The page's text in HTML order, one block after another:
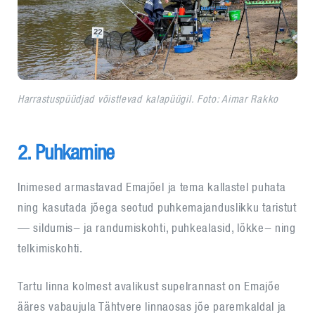
Harrastuspüüdjad võistlevad kalapüügil. Foto: Aimar Rakko
2. Puhkamine
Inimesed armastavad Emajõel ja tema kallastel puhata
ning kasutada jõega seotud puhkemajanduslikku taristut
— sildumis- ja randumiskohti, puhkealasid, lõkke- ning
telkimiskohti.
Tartu linna kolmest avalikust supelrannast on Emajõe
ääres vabaujula Tähtvere linnaosas jõe paremkaldal ja